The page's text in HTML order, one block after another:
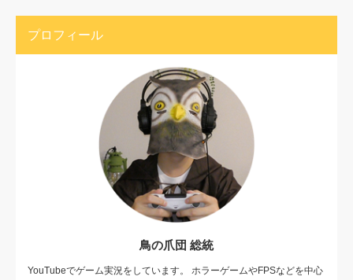
プロフィール
鳥の爪団 総統
YouTubeでゲーム実況をしています。 ホラーゲームやFPSなどを中心